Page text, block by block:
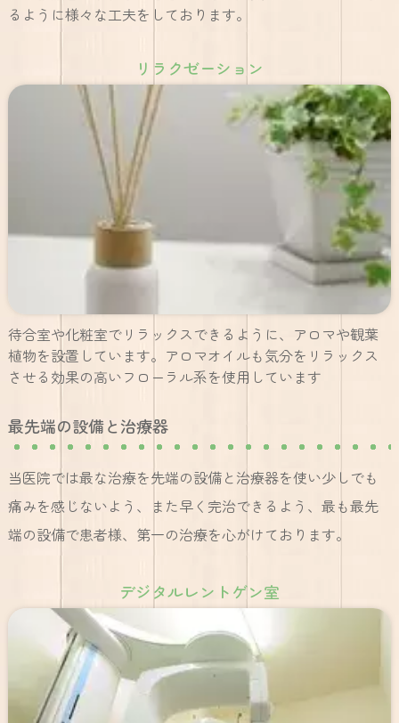
るように様々な工夫をしております。
リラクゼーション
待合室や化粧室でリラックスできるように、アロマや観葉
植物を設置しています。アロマオイルも気分をリラックス
させる効果の高いフローラル系を使用しています
最先端の設備と治療器
当医院では最な治療を先端の設備と治療器を使い少しでも
痛みを感じないよう、また早く完治できるよう、最も最先
端の設備で患者様、第一の治療を心がけております。
デジタルレントゲン室